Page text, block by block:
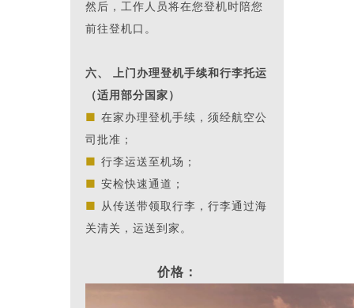
然后，工作人员将在您登机时陪您
前往登机口。
六、 上门办理登机手续和行李托运
（适用部分国家）
■ 在家办理登机手续，须经航空公
司批准；
■ 行李运送至机场；
■ 安检快速通道；
■ 从传送带领取行李，行李通过海
关清关，运送到家。
价格：